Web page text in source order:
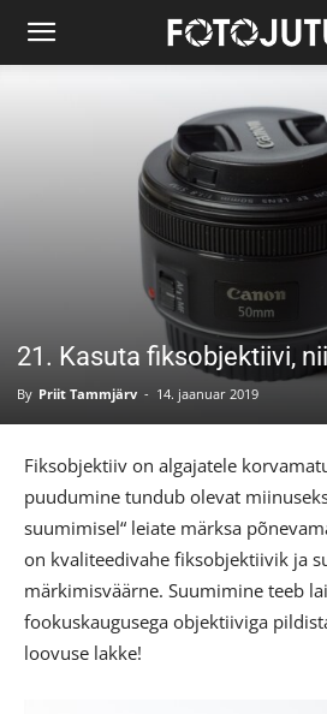
21. Kasuta fiksobjektiivi,
By Priit Tammjärv - 14. jaanuar 2019
Fiksobjektiiv on algajatele
puudumine tundub olevat
suumimisel“ leiate märksa
on kvaliteedivahe fiksobjektiivik ja
märkimisväärne. Suumimine teeb
fookuskaugusega objektiiviga
loovuse lakke!